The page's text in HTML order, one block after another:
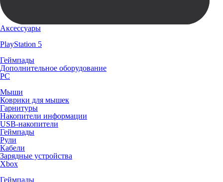
Аксессуары
PlayStation 5
Геймпады
Дополнительное оборудование
PC
Мыши
Коврики для мышек
Гарнитуры
Накопители информации
USB-накопители
Геймпады
Рули
Кабели
Зарядные устройства
Xbox
Геймпады